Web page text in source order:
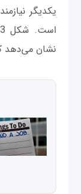
یکدیگر
نشان می‌دهد